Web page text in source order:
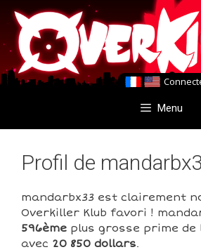
Aller
au
contenu
Aller
au
contenu
Menu
Profil de
mandarbx33 est clairement
Overkiller Klub favori !
596ème plus grosse prime de
avec 20 850 dollars.